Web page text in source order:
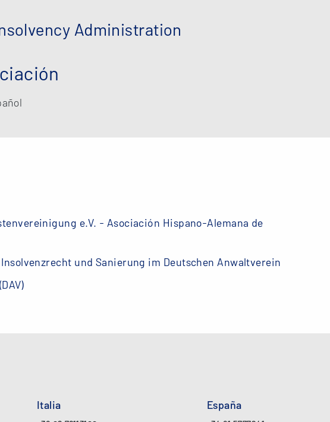
Administration
e.V. - Asociación Hispano-Alemana de
und Sanierung im Deutschen Anwaltverein
Italia España